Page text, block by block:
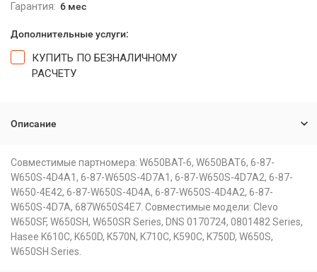
Гарантия: 6 мес
Дополнительные услуги:
КУПИТЬ ПО БЕЗНАЛИЧНОМУ
РАСЧЕТУ
Описание
Совместимые партномера: W650BAT-6, W650BAT6, 6-87-
W650S-4D4A1, 6-87-W650S-4D7A1, 6-87-W650S-4D7A2, 6-87-
W650-4E42, 6-87-W650S-4D4A, 6-87-W650S-4D4A2, 6-87-
W650S-4D7A, 687W650S4E7. Совместимые модели: Clevo
W650SF, W650SH, W650SR Series, DNS 0170724, 0801482 Series,
Hasee K610C, K650D, K570N, K710C, K590C, K750D, W650S,
W650SH Series.